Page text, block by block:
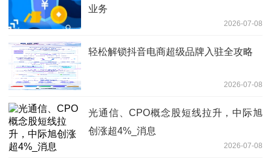
业务
2026-07-08
轻松解锁抖音电商超级品牌入驻全攻略
2026-07-08
光通信、CPO概念股短线拉升，中际旭
创涨超4%_消息
2026-07-08